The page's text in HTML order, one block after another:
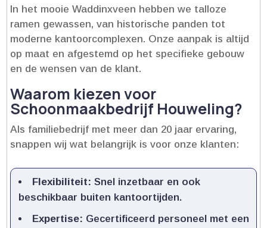
In het mooie Waddinxveen hebben we talloze
ramen gewassen, van historische panden tot
moderne kantoorcomplexen.​ Onze aanpak is altijd
op maat en afgestemd op het specifieke gebouw
en de wensen van de klant.​
Waarom kiezen voor
Schoonmaakbedrijf Houweling?
Als familiebedrijf met meer dan 20 jaar ervaring,
snappen wij wat belangrijk is voor onze klanten:
Flexibiliteit: Snel inzetbaar en ook
beschikbaar buiten kantoortijden.​
Expertise: Gecertificeerd personeel met een